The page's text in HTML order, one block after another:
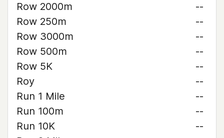
Row 2000m
--
Row 250m
--
Row 3000m
--
Row 500m
--
Row 5K
--
Roy
--
Run 1 Mile
--
Run 100m
--
Run 10K
--